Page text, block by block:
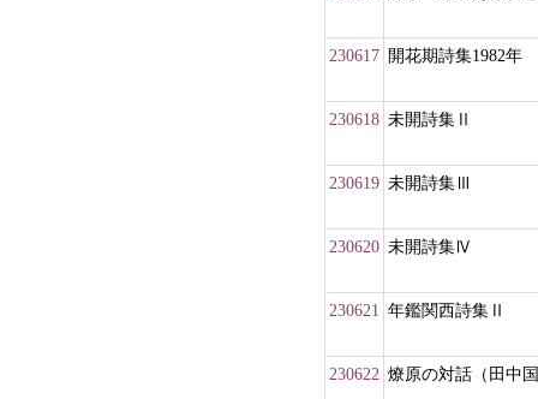
230617 開花期詩集1982年
230618 未開詩集Ⅱ
230619 未開詩集Ⅲ
230620 未開詩集Ⅳ
230621 年鑑関西詩集Ⅱ
230622 燎原の対話（田中